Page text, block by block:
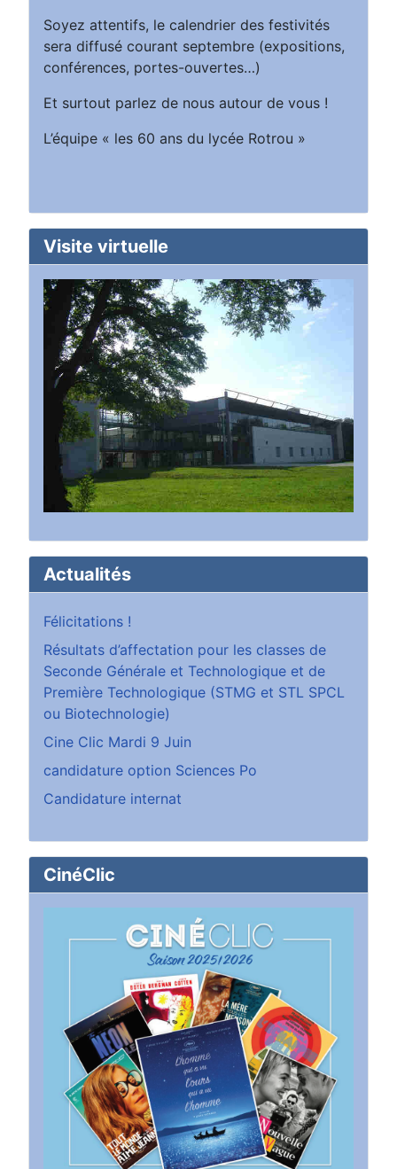
Soyez attentifs, le calendrier des festivités
sera diffusé courant septembre (expositions,
conférences, portes-ouvertes…)
Et surtout parlez de nous autour de vous !
L’équipe « les 60 ans du lycée Rotrou »
Visite virtuelle
Actualités
Félicitations !
Résultats d’affectation pour les classes de
Seconde Générale et Technologique et de
Première Technologique (STMG et STL SPCL
ou Biotechnologie)
Cine Clic Mardi 9 Juin
candidature option Sciences Po
Candidature internat
CinéClic